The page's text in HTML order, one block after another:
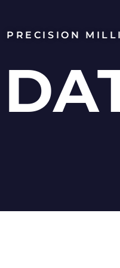
PRECISION